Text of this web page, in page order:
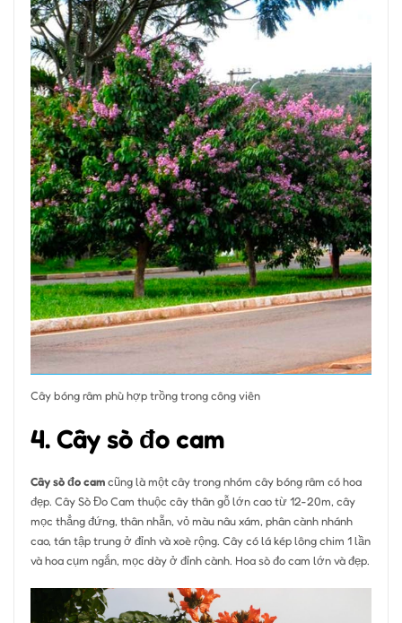
Cây bóng râm phù hợp trồng trong công viên
4. Cây sò đo cam
Cây sò đo camcũng là một cây trong nhóm cây bóng râm có hoa
đẹp. Cây Sò Đo Cam thuộc cây thân gỗ lớn cao từ 12-20m, cây
mọc thẳng đứng, thân nhẵn, vỏ màu nâu xám, phân cành nhánh
cao, tán tập trung ở đỉnh và xoè rộng. Cây có lá kép lông chim 1 lần
và hoa cụm ngắn, mọc dày ở đỉnh cành. Hoa sò đo cam lớn và đẹp.